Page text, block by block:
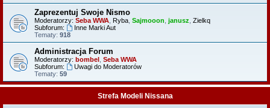
Zaprezentuj Swoje Nismo
Moderatorzy: Seba WWA Ryba Sajmooon janusz Zielkq
Subforum:
Inne Marki Aut
Tematy: 918
Administracja Forum
Moderatorzy: bombel Seba WWA
Subforum:
Uwagi do Moderatorów
Tematy: 59
Strefa Modeli Nissana